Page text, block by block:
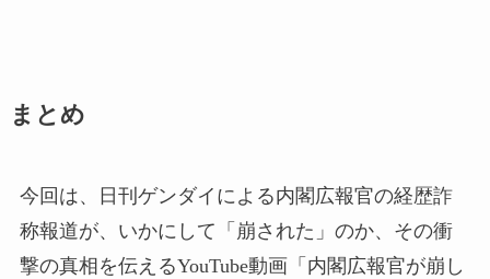
まとめ
今回は、日刊ゲンダイによる内閣広報官の経歴詐
称報道が、いかにして「崩された」のか、その衝
撃の真相を伝えるYouTube動画「内閣広報官が崩し